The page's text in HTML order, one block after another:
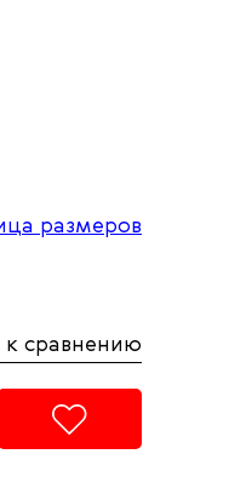
размеров
к сравнению